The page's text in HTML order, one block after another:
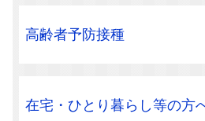
高齢者予防接種
在宅・ひとり暮らし等の方